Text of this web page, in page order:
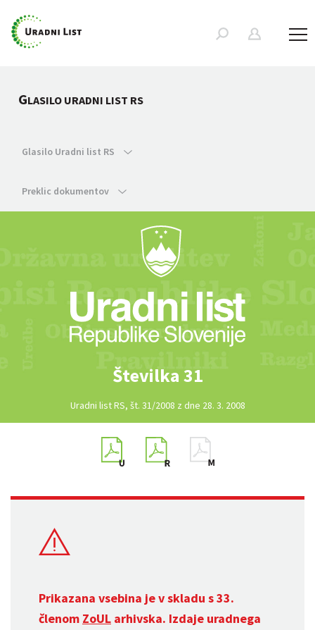
GLASILO URADNI LIST RS
Glasilo Uradni list RS
Preklic dokumentov
Številka 31
Uradni list RS, št. 31/2008 z dne 28. 3. 2008
Prikazana vsebina je v skladu s 33.
členom ZoUL arhivska. Izdaje uradnega